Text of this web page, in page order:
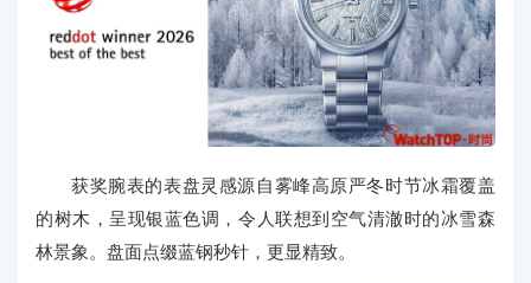
获奖腕表的表盘灵感源自雾峰高原严冬时节冰霜覆盖
的树木，呈现银蓝色调，令人联想到空气清澈时的冰雪森
林景象。盘面点缀蓝钢秒针，更显精致。